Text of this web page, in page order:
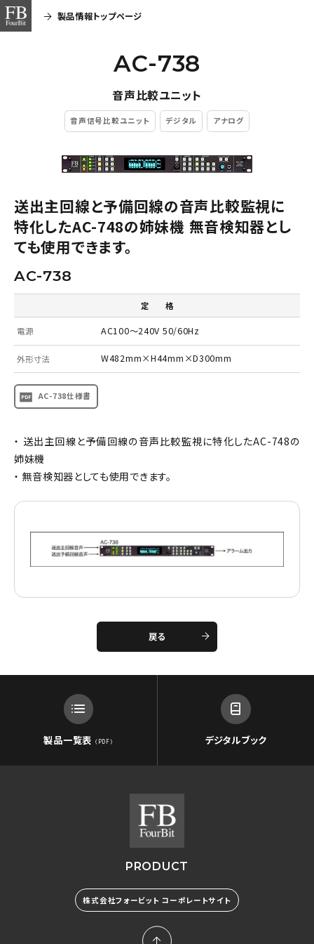
製品情報トップページ
AC-738
音声比較ユニット
音声信号比較ユニット デジタル アナログ
送出主回線と予備回線の音声比較監視に
特化したAC-748の姉妹機 無音検知器とし
ても使用できます。
AC-738
定 格
電源 AC100～240V 50/60Hz
外形寸法 W482mm×H44mm×D300mm
AC-738仕様書
・ 送出主回線と予備回線の音声比較監視に特化したAC-748の
姉妹機
・ 無音検知器としても使用できます。
戻る
製品一覧表 （PDF） デジタルブック
PRODUCT
株式会社フォービット コーポレートサイト